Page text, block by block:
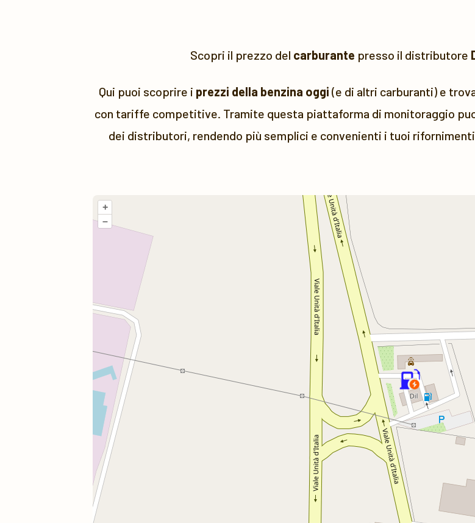
Scopri il prezzo del carburante presso il distributore
Qui puoi scoprire i prezzi della benzina oggi (e di altri carburanti) e
con tariffe competitive. Tramite questa piattaforma di monitoraggio
dei distributori, rendendo più semplici e convenienti i tuoi
+
–